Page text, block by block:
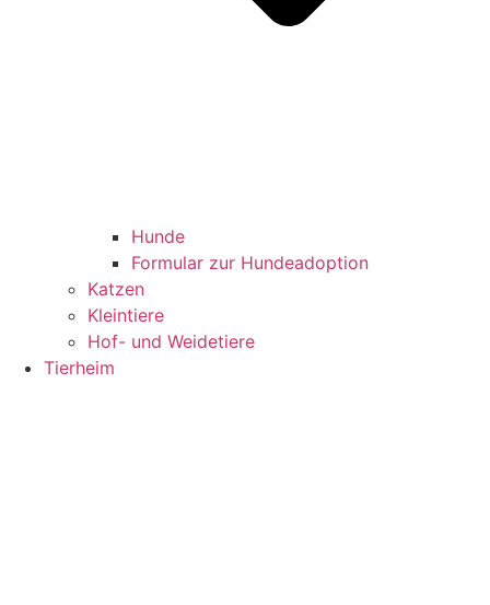
Hunde
Formular zur Hundeadoption
Katzen
Kleintiere
Hof- und Weidetiere
Tierheim